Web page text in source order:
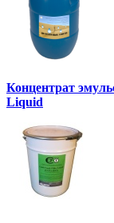
Концентрат
Liquid